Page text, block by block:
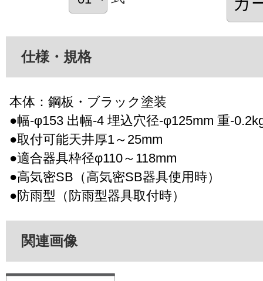
仕様・規格
本体：鋼板・ブラック塗装
●幅-φ153 出幅-4 埋込穴径-φ125mm 重-
●取付可能天井厚1～25mm
●適合器具枠径φ110～118mm
●高気密SB（高気密SB器具使用時）
●防雨型（防雨型器具取付時）
関連画像